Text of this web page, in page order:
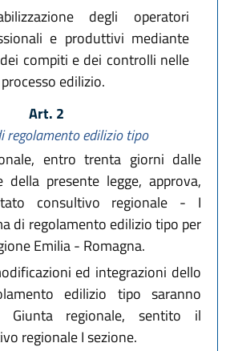
degli operatori
e produttivi mediante
compiti e dei controlli nelle
edilizio.
Art. 2
regolamento edilizio tipo
entro trenta giorni dalle
presente legge, approva,
consultivo regionale - I
di regolamento edilizio tipo per
Emilia - Romagna.
ed integrazioni dello
edilizio tipo saranno
Giunta regionale, sentito il
regionale I sezione.